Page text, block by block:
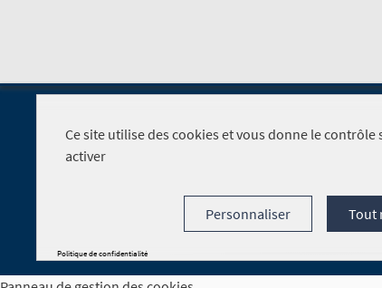
Foire aux questions
Ce site utilise des cookies et vous donne le contrôle
activer
Tout
Personnaliser
Politique de confidentialité